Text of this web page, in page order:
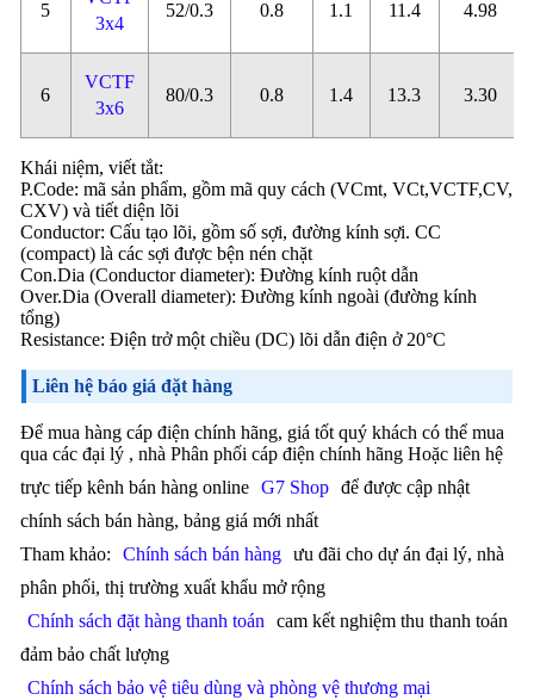
5
3x4
52/0.3 0.8 1.1 11.4 4.98
6
VCTF
3x6
80/0.3 0.8 1.4 13.3 3.30
Khái niệm, viết tắt:
P.Code: mã sản phẩm, gồm mã quy cách (VCmt, VCt,VCTF,CV,
CXV) và tiết diện lõi
Conductor: Cấu tạo lõi, gồm số sợi, đường kính sợi. CC
(compact) là các sợi được bện nén chặt
Con.Dia (Conductor diameter): Đường kính ruột dẫn
Over.Dia (Overall diameter): Đường kính ngoài (đường kính
tổng)
Resistance: Điện trở một chiều (DC) lõi dẫn điện ở 20°C
Liên hệ báo giá đặt hàng
Để mua hàng cáp điện chính hãng, giá tốt quý khách có thể mua
qua các đại lý , nhà Phân phối cáp điện chính hãng Hoặc liên hệ
trực tiếp kênh bán hàng online G7 Shop
để được cập nhật
chính sách bán hàng, bảng giá mới nhất
Tham khảo:
Chính sách bán hàng
ưu đãi cho dự án đại lý, nhà
phân phối, thị trường xuất khẩu mở rộng
Chính sách đặt hàng thanh toán
cam kết nghiệm thu thanh toán
đảm bảo chất lượng
Chính sách bảo vệ tiêu dùng và phòng vệ thương mại